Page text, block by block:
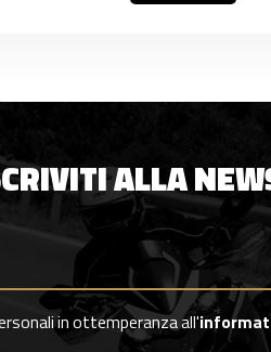
ALLA
in ottemperanza all'